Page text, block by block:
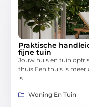
Praktische
fijne tuin
Jouw huis en tuin
thuis Een thuis is meer
is
Woning En Tuin